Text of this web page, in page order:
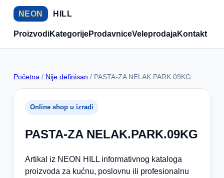
NEON HILL
ProizvodiKategorijeProdavniceVeleprodajaKontakt
Početna / Nije definisan / PASTA-ZA NELAK.PARK.09KG
Online shop u izradi
PASTA-ZA NELAK.PARK.09KG
Artikal iz NEON HILL informativnog kataloga
proizvoda za kućnu, poslovnu ili profesionalnu